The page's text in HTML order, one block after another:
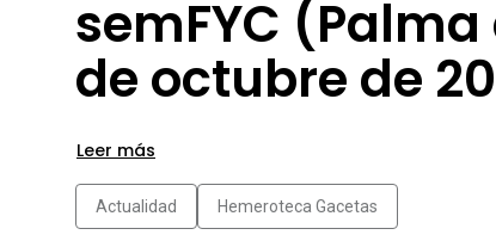
semFYC (Palma
de octubre de
Leer más
Actualidad Hemeroteca Gacetas